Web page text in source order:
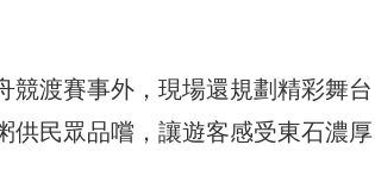
競渡賽事外，現場還規劃精彩舞台
供民眾品嚐，讓遊客感受東石濃厚